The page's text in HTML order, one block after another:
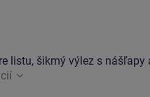
listu, šikmý výlez s